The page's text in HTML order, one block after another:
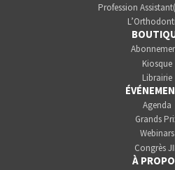
Profession
Kiosque
Librairie
Agenda
Grands
Webinars
Congrès
À